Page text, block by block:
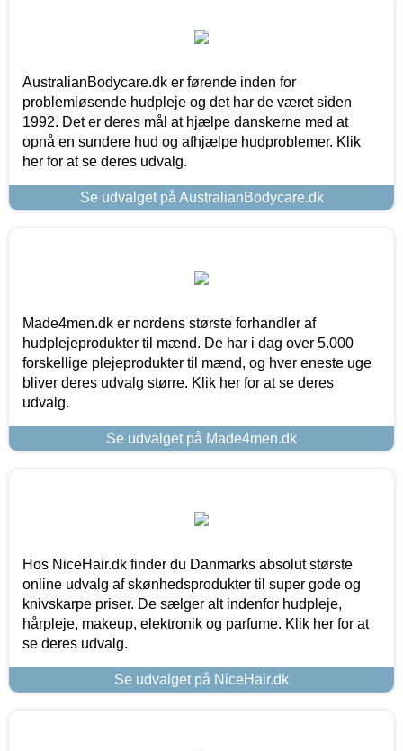
AustralianBodycare.dk er førende inden for
problemløsende hudpleje og det har de været siden
1992. Det er deres mål at hjælpe danskerne med at
opnå en sundere hud og afhjælpe hudproblemer. Klik
her for at se deres udvalg.
Se udvalget på AustralianBodycare.dk
Made4men.dk er nordens største forhandler af
hudplejeprodukter til mænd. De har i dag over 5.000
forskellige plejeprodukter til mænd, og hver eneste uge
bliver deres udvalg større. Klik her for at se deres
udvalg.
Se udvalget på Made4men.dk
Hos NiceHair.dk finder du Danmarks absolut største
online udvalg af skønhedsprodukter til super gode og
knivskarpe priser. De sælger alt indenfor hudpleje,
hårpleje, makeup, elektronik og parfume. Klik her for at
se deres udvalg.
Se udvalget på NiceHair.dk